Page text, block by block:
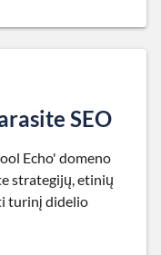
SEO
Echo' domeno
strategijų, etinių
turinį didelio